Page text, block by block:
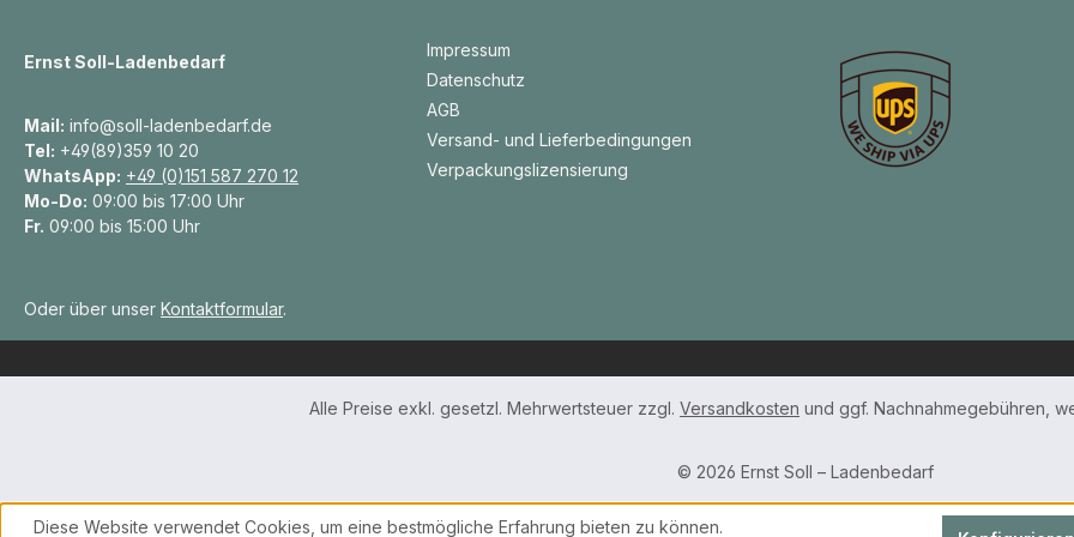
Ernst Soll-Ladenbedarf
Mail: info@soll-ladenbedarf.de
Tel: +49(89)359 10 20
WhatsApp: +49 (0)151 587 270 12
Mo-Do: 09:00 bis 17:00 Uhr
Fr. 09:00 bis 15:00 Uhr
Oder über unser Kontaktformular.
Impressum
Datenschutz
AGB
Versand- und Lieferbedingungen
Verpackungslizensierung
Alle Preise exkl. gesetzl. Mehrwertsteuer zzgl. Versandkosten und ggf. Nachnahmegebühren,
© 2026 Ernst Soll – Ladenbedarf
Diese Website verwendet Cookies, um eine bestmögliche Erfahrung bieten zu können.